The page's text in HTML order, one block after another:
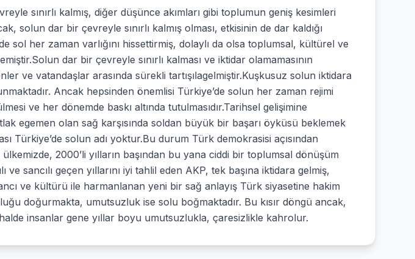
sınırlı kalmış, diğer düşünce akımları gibi toplumun geniş kesimleri
solun dar bir çevreyle sınırlı kalmış olması, etkisinin de dar kaldığı
sol her zaman varlığını hissettirmiş, dolaylı da olsa toplumsal, kültürel ve
dar bir çevreyle sınırlı kalması ve iktidar olamamasının
ve vatandaşlar arasında sürekli tartışılagelmiştir.Kuşkusuz solun iktidara
Ancak hepsinden önemlisi Türkiye’de solun her zaman rejimi
ve her dönemde baskı altında tutulmasıdır.Tarihsel gelişimine
egemen olan sağ karşısında soldan büyük bir başarı öyküsü beklemek
Türkiye’de solun adı yoktur.Bu durum Türk demokrasisi açısından
2000’li yılların başından bu yana ciddi bir toplumsal dönüşüm
ve sancılı geçen yıllarını iyi tahlil eden AKP, tek başına iktidara gelmiş,
ve kültürü ile harmanlanan yeni bir sağ anlayış Türk siyasetine hakim
doğurmakta, umutsuzluk ise solu boğmak­tadır. Bu kısır döngü ancak,
halde insanlar gene yıllar boyu umutsuzlukla, çaresizlikle kahrolur.